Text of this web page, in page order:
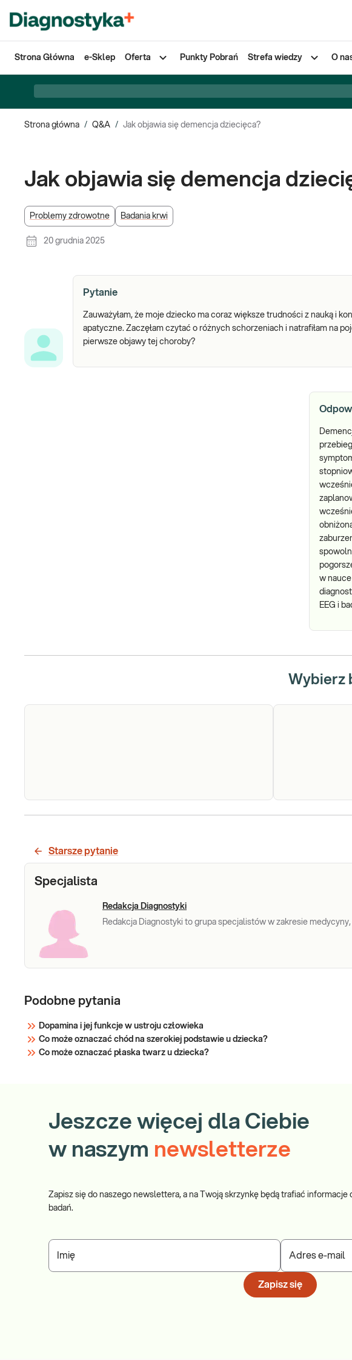
Strona Główna e-Sklep Oferta Punkty Pobrań Strefa wiedzy O
Strona główna / Q&A / Jak objawia się demencja dziecięca?
Jak objawia się demencja
Problemy zdrowotne Badania krwi
20 grudnia 2025
Pytanie
Zauważyłam, że moje dziecko ma coraz większe trudności z nauką i
apatyczne. Zaczęłam czytać o różnych schorzeniach i natrafiłam na
pierwsze objawy tej choroby?
w
EEG i
Wybierz
MorfologiaMorfologia krwi pełna (5-diff) Podstawowe
oraz płytek krwi. Pomaga w wykrywaniu
innych zaburzeń. Stosowane w diagnosty
Witamina B12
Starsze pytanie
Specjalista
Redakcja Diagnostyki
Redakcja Diagnostyki to grupa specjalistów w zakresie
Podobne pytania
Dopamina i jej funkcje w ustroju człowieka
Co może oznaczać chód na szerokiej podstawie u dziecka?
Co może oznaczać płaska twarz u dziecka?
Jeszcze więcej dla Ciebie
w naszym newsletterze
Zapisz się do naszego newslettera, a na Twoją skrzynkę będą trafiać
badań.
Imię Adres e-mail
Zapisz się